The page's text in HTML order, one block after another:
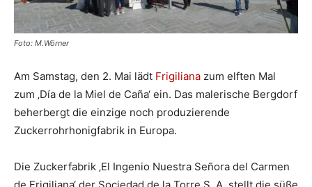
Foto: M.Wörner
Am Samstag, den 2. Mai lädt Frigiliana zum elften Mal
zum ‚Día de la Miel de Caña‘ ein. Das malerische Bergdorf
beherbergt die einzige noch produzierende
Zuckerrohrhonigfabrik in Europa.
Die Zuckerfabrik ‚El Ingenio Nuestra Señora del Carmen